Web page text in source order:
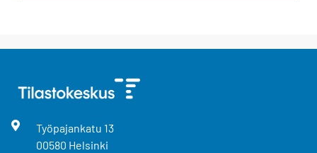
Työpajankatu 13
00580 Helsinki